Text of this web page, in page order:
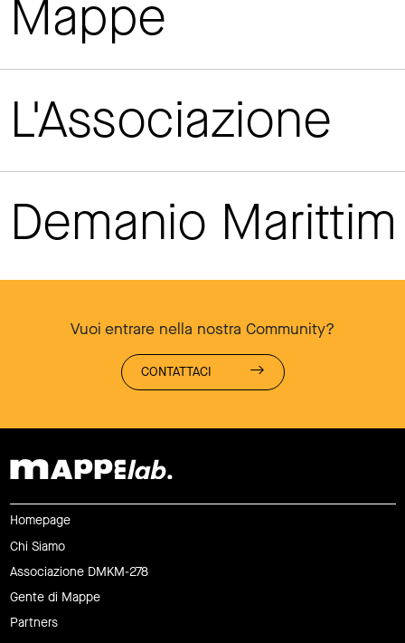
Mappe
L'Associazione
Demanio
Vuoi entrare nella nostra Community?
CONTATTACI
Homepage
Chi Siamo
Associazione DMKM-278
Gente di Mappe
Partners